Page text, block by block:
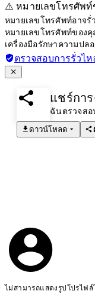
⚠️ หมายเลขโทรศัพ
หมายเลขโทรศัพท์อาจรั่
หมายเลขโทรศัพท์ของ
เครื่องมือรักษาความปล
ตรวจสอบการรั่วไห
แชร์กา
ฉันตรวจสอ
ดาวน์โหลด
ไม่สามารถแสดงรูปโปรไฟ